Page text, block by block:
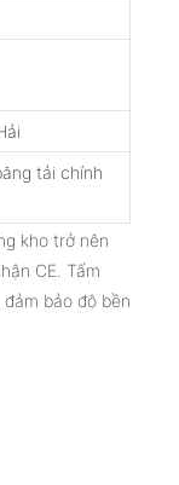
tải chính
kho trở nên
CE. Tấm
bảo độ bền